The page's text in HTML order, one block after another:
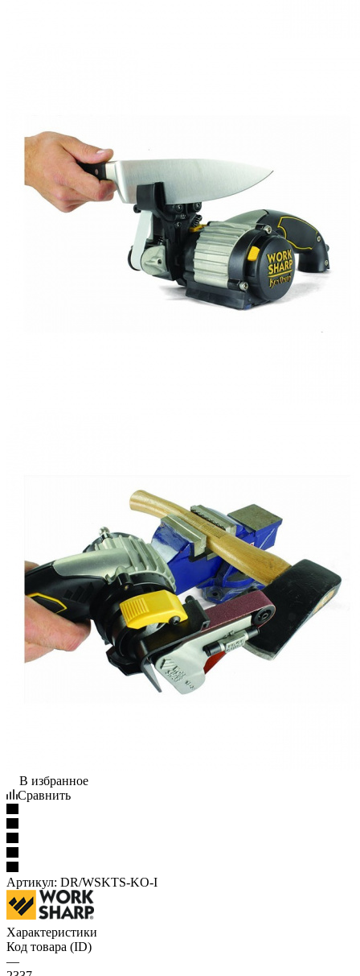
В избранное
Сравнить
Артикул: DR/WSKTS-KO-I
Характеристики
Код товара (ID)
—